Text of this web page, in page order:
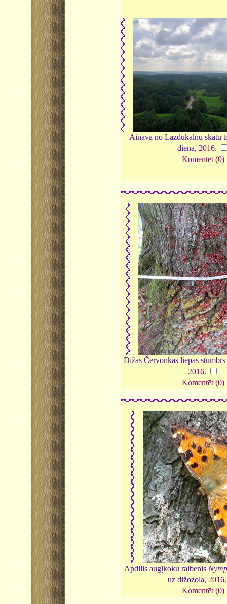
Ainava no Lazdukalnu skatu
dienā, 2016.
Komentēt (0)
Dižās Červonkas liepas
2016.
Komentēt (0)
Apdilis augļkoku raibenis
uz dižozola, 2016
Komentēt (0)